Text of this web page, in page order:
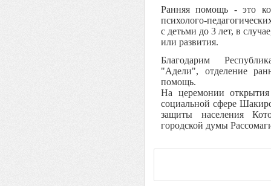
Ранняя помощь - это
психолого-
с детьми до 3 лет, в
или развития.
Благодарим
"Адели", отделение
помощь.
На церемонии
социальной сфере
защиты населения
городской думы